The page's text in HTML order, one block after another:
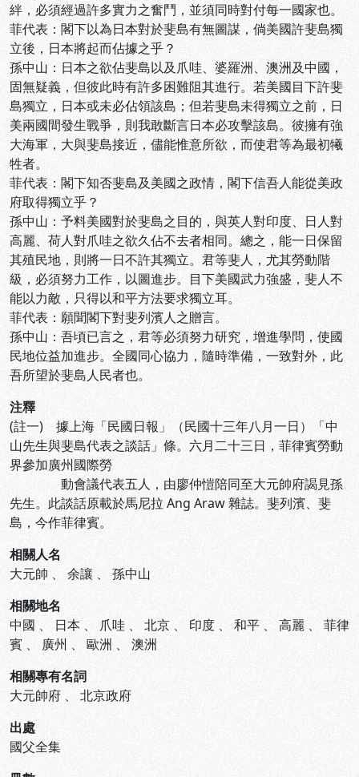
絆，必須經過許多實力之奮鬥，並須同時對付每一國家也。
菲代表：閣下以為日本對於斐島有無圖謀，倘美國許斐島獨
立後，日本將起而佔據之乎？
孫中山：日本之欲佔斐島以及爪哇、婆羅洲、澳洲及中國，
固無疑義，但彼此時有許多困難阻其進行。若美國目下許斐
島獨立，日本或未必佔領該島；但若斐島未得獨立之前，日
美兩國間發生戰爭，則我敢斷言日本必攻擊該島。彼擁有強
大海軍，大與斐島接近，儘能惟意所欲，而使君等為最初犧
牲者。
菲代表：閣下知否斐島及美國之政情，閣下信吾人能從美政
府取得獨立乎？
孫中山：予料美國對於斐島之目的，與英人對印度、日人對
高麗、荷人對爪哇之欲久佔不去者相同。總之，能一日保留
其殖民地，則將一日不許其獨立。君等斐人，尤其勞動階
級，必須努力工作，以圖進步。目下美國武力強盛，斐人不
能以力敵，只得以和平方法要求獨立耳。
菲代表：願聞閣下對斐列濱人之贈言。
孫中山：吾頃已言之，君等必須努力研究，增進學問，使國
民地位益加進步。全國同心協力，隨時準備，一致對外，此
吾所望於斐島人民者也。
注釋
(註一) 據上海「民國日報」（民國十三年八月一日）「中
山先生與斐島代表之談話」條。六月二十三日，菲律賓勞動
界參加廣州國際勞
動會議代表五人，由廖仲愷陪同至大元帥府謁見孫
先生。此談話原載於馬尼拉 Ang Araw 雜誌。斐列濱、斐
島，今作菲律賓。
相關人名
大元帥 、 余讓 、 孫中山
相關地名
中國 、 日本 、 爪哇 、 北京 、 印度 、 和平 、 高麗 、 菲律
賓 、 廣州 、 歐洲 、 澳洲
相關專有名詞
大元帥府 、 北京政府
出處
國父全集